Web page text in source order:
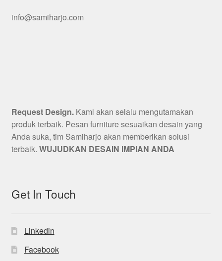
info@samiharjo.com
Request Design.Kami akan selalu mengutamakan
produk terbaik. Pesan furniture sesuaikan desain yang
Anda suka, tim Samiharjo akan memberikan solusi
terbaik. WUJUDKAN DESAIN IMPIAN ANDA
Get In Touch
Linkedin
Facebook